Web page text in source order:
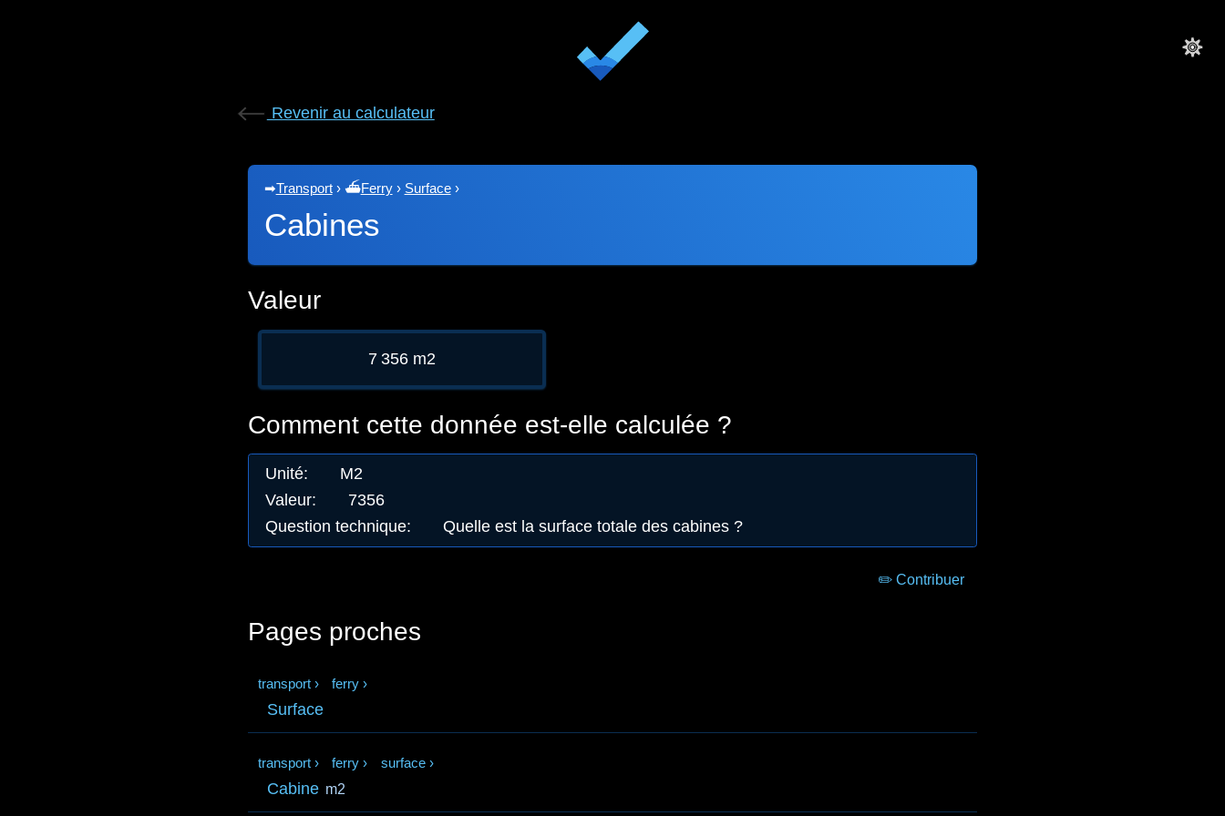
Revenir au calculateur
➡Transport› ⛴Ferry› Surface›
Cabines
Valeur
7 356 m2
Comment cette donnée est-elle calculée ?
Unité:
M2
Valeur:
7356
Question technique: Quelle est la surface totale des cabines ?
✏️ Contribuer
Pages proches
transport › ferry ›
Surface
transport › ferry › surface ›
Cabine m2